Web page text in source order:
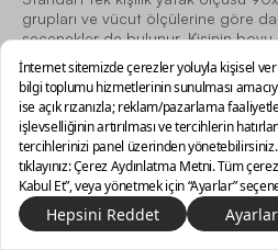
0/3 ürün seçili
grupları ve vücut ölçülerine göre
seçenekler de bulunur. Kişinin
kişilik yatak ölçüsü rahat bir uyku
Katlanır tek kişilik yataklar hangi
Rutin zamanların dışında ekstra
pratik bir kullanım sağlar.
dar alanlarda fonksiyonel bir
başlangıç için farklı uyku
Yatsan'ı tercih edebilirsiniz.